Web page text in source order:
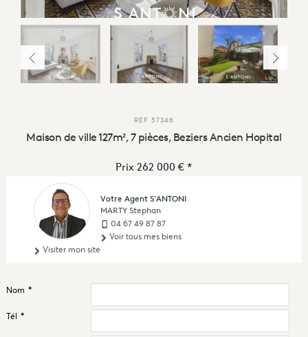
REF 57346
Maison de ville 127m², 7 pièces, Beziers Ancien Hopital
Prix 262 000 € *
Votre Agent S'ANTONI
MARTY Stephan
04 67 49 87 87
Voir tous mes biens
Visiter mon site
Nom *
Tél *